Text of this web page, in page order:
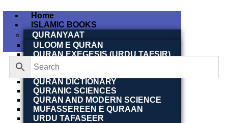
Home
ISLAMIC BOOKS
QURANYAAT
ULOOM E QURAN
QURAN EXEGESIS (URDU TAFSIR)
QURAN EXEGESIS (ENGLISH
TAFSIR)
QURAN DICTIONARY
QURANIC SCIENCES
QURAN AND MODERN SCIENCE
MUFASSEREEN E QURAAN
URDU TAFASEER